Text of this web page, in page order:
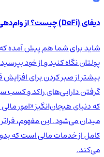
دیفای (DeFi) چیست؟ از وام‌دهی تا کسب درآمد
شاید برای شما هم پیش آمده که
پولتان نگاه کنید و از خود
بیشتر از صبر کردن برای افزایش
گرفتن دارایی‌های راکد و کسب
میدان می‌شود. این مفهوم،
کامل از خدمات مالی است که
می‌کند.